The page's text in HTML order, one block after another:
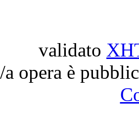
validato
a opera è